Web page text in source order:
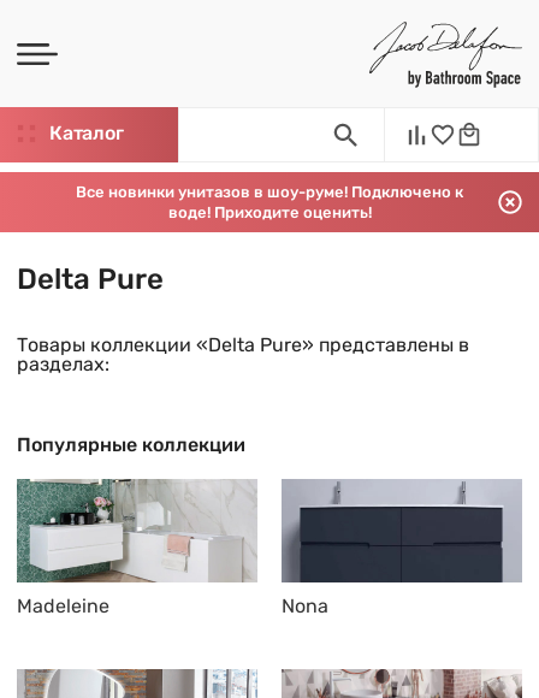
Каталог
Все новинки унитазов в шоу-руме! Подключено к
воде! Приходите оценить!
Delta Pure
Товары коллекции «Delta Pure» представлены в
разделах:
Популярные коллекции
Madeleine Nona